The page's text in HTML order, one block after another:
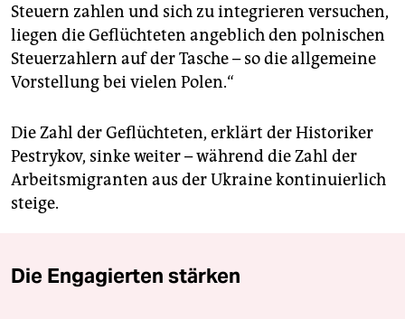
Steuern zahlen und sich zu integrieren versuchen,
liegen die Geflüchteten angeblich den polnischen
Steuerzahlern auf der Tasche – so die allgemeine
Vorstellung bei vielen Polen.“
Die Zahl der Geflüchteten, erklärt der Historiker
Pestrykov, sinke weiter – während die Zahl der
Arbeitsmigranten aus der Ukraine kontinuierlich
steige.
Die Engagierten stärken